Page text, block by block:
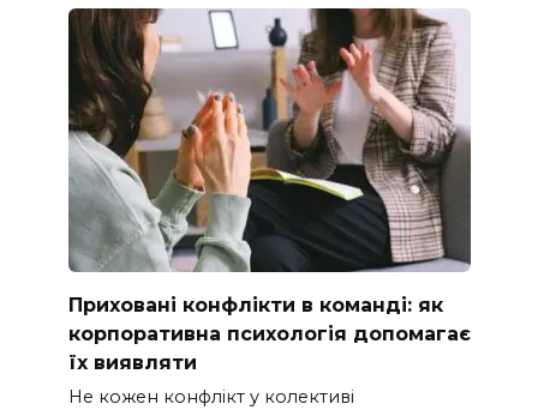
Приховані конфлікти в команді: як
корпоративна психологія допомагає
їх виявляти
Не кожен конфлікт у колективі